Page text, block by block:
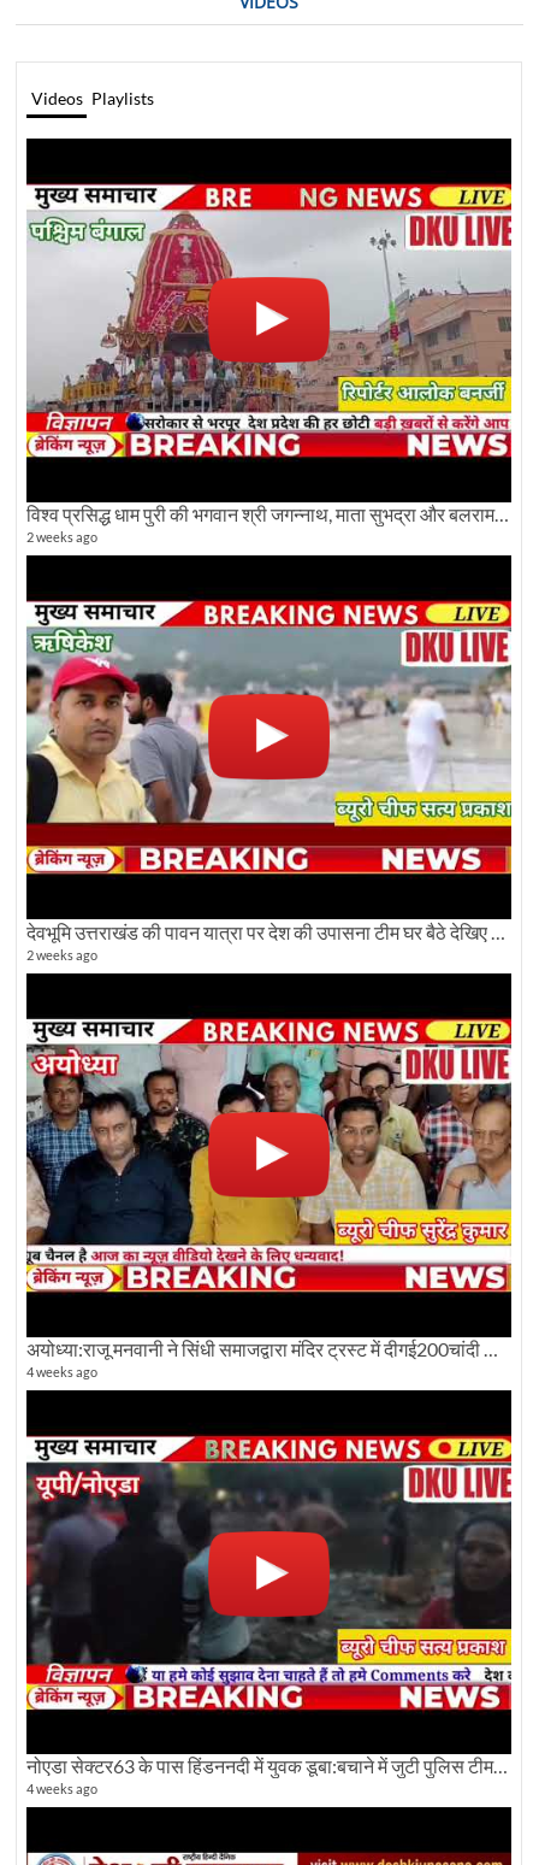
Videos Playlists
विश्व प्रसिद्ध धाम पुरी की भगवान श्री जगन्नाथ, माता सुभद्रा और बलराम जी की भव्य शोभा यात्रा देखिए
2 weeks ago
2 weeks ago
अयोध्या:राजू मनवानी ने सिंधी समाजद्वारा मंदिर ट्रस्ट में दीगई200चांदी की ईंटों पर सवाल का किया विरोध
4 weeks ago
नोएडा सेक्टर63 के पास हिंडननदी में युवक डूबा:बचाने में जुटी पुलिस टीम: देखिए पूरी ग्राउंड रिपोर्टिंग
4 weeks ago